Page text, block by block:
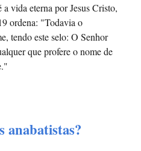
vida eterna por Jesus Cristo,
ordena: "Todavia o
tendo este selo: O Senhor
que profere o nome de
anabatistas?